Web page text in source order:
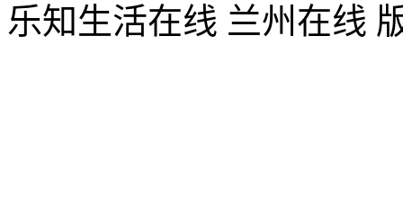
乐知生活在线 兰州在线